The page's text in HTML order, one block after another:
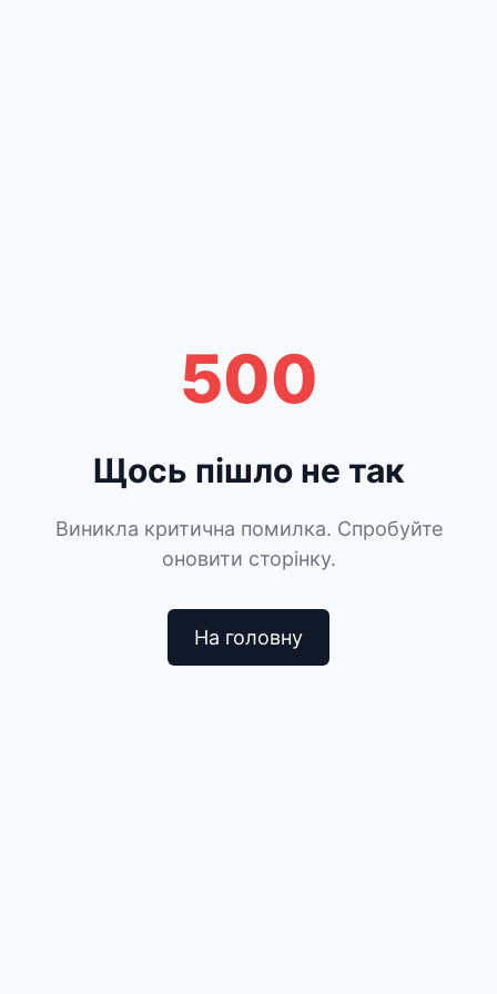
500
Щось пішло не так
Виникла критична помилка. Спробуйте
оновити сторінку.
На головну